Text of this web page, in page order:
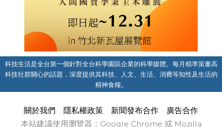
科技生活是全台第一個針對全台科學園區企業的科學媒體。每月精準策畫高
科技社群關心的話題，深度提供其科技、人文、生活、消費等知性及生活的
精神食糧。
關於我們 隱私權政策 新聞發布合作
廣告合作
本站建議使用瀏覽器：Google Chrome 或 Mozilla